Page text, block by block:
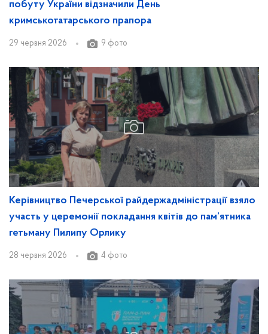
побуту України відзначили День
кримськотатарського прапора
29 червня 2026 9 фото
Керівництво Печерської райдержадміністрації взяло
участь у церемонії покладання квітів до пам’ятника
гетьману Пилипу Орлику
28 червня 2026 4 фото